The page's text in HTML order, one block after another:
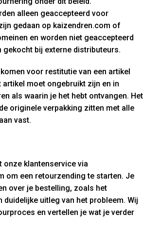
alleen geaccepteerd voor
gedaan op kaizendren.com of
en worden niet geaccepteerd
gekocht bij externe distributeurs.
voor restitutie van een artikel
artikel moet ongebruikt zijn en in
als waarin je het hebt ontvangen. Het
originele verpakking zitten met alle
vast.
onze klantenservice via
om een retourzending te starten. Je
over je bestelling, zoals het
duidelijke uitleg van het probleem. Wij
en vertellen je wat je verder